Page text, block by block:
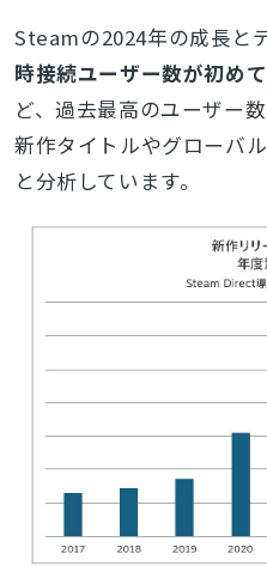
Steamの2024年の成長と
時接続ユーザー数が初め
ど、過去最高のユーザー
新作タイトルやグローバ
と分析しています。